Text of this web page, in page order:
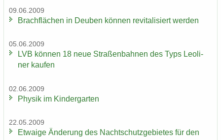
09.06.2009
Brach­flä­chen in Deu­ben kön­nen re­vi­ta­li­siert wer­den
05.06.2009
LVB kön­nen 18 neue Stra­ßen­bah­nen des Typs Leo­li­
ner kau­fen
02.06.2009
Phy­sik im Kin­der­gar­ten
22.05.2009
Et­wa­ige Än­de­rung des Nacht­schutz­ge­bie­tes für den